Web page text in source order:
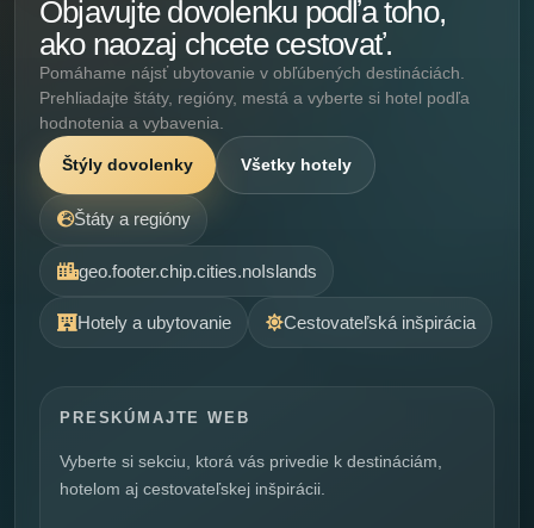
Objavujte dovolenku podľa toho,
ako naozaj chcete cestovať.
Pomáhame nájsť ubytovanie v obľúbených destináciách.
Prehliadajte štáty, regióny, mestá a vyberte si hotel podľa
hodnotenia a vybavenia.
Štýly dovolenky Všetky hotely
Štáty a regióny
geo.footer.chip.cities.noIslands
Hotely a ubytovanie Cestovateľská inšpirácia
PRESKÚMAJTE WEB
Vyberte si sekciu, ktorá vás privedie k destináciám,
hotelom aj cestovateľskej inšpirácii.